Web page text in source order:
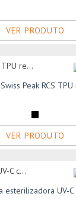
VER PRODUTO
Peak RCS TPU
VER PRODUTO
esterilizadora UV-C